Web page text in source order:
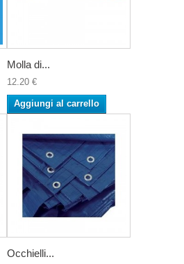
Molla di...
12.20 €
Aggiungi al carrello
Occhielli...